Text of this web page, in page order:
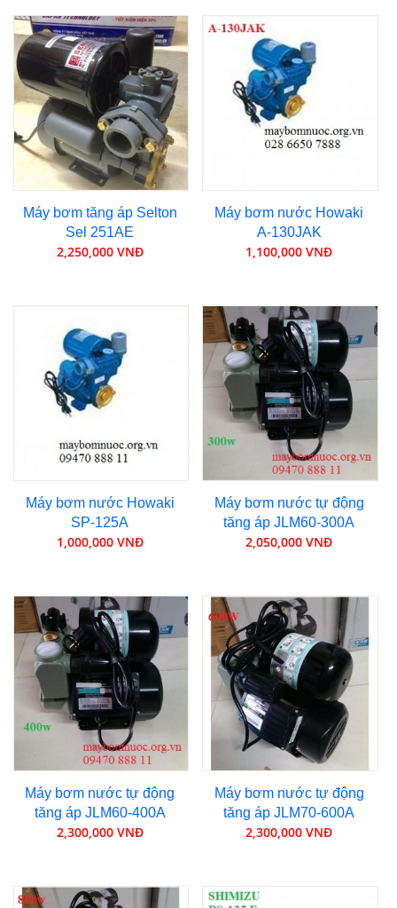
Máy bơm tăng áp Selton
Sel 251AE
2,250,000 VNĐ
Máy bơm nước Howaki
A-130JAK
1,100,000 VNĐ
Máy bơm nước Howaki
SP-125A
1,000,000 VNĐ
Máy bơm nước tự động
tăng áp JLM60-300A
2,050,000 VNĐ
Máy bơm nước tự động
tăng áp JLM60-400A
2,300,000 VNĐ
Máy bơm nước tự động
tăng áp JLM70-600A
2,300,000 VNĐ